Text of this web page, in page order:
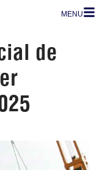
MENU
de